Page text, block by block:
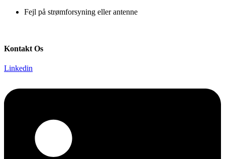
Fejl på strømforsyning eller antenne
Kontakt Os
Linkedin